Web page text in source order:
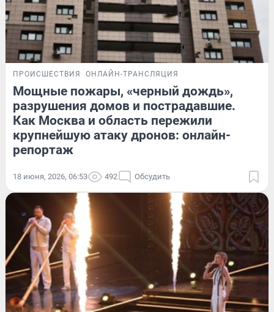
ПРОИСШЕСТВИЯ ОНЛАЙН-ТРАНСЛЯЦИЯ
Мощные пожары, «черный дождь»,
разрушения домов и пострадавшие.
Как Москва и область пережили
крупнейшую атаку дронов: онлайн-
репортаж
18 июня, 2026, 06:53 492 Обсудить